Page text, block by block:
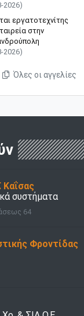
2026)
εργατοτεχνίτης
στην
2026)
Όλες οι αγγελίες
Καΐσας
συστήματα
64
Φροντίδας